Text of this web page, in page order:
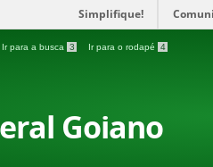
Simplifique!
Ir para a busca 3 Ir para o rodapé 4
Goiano